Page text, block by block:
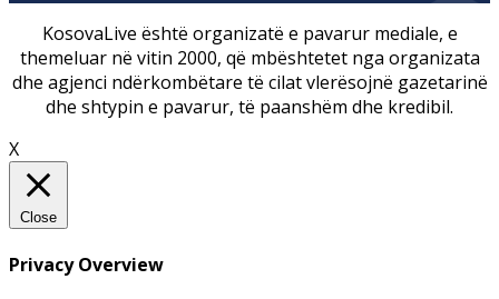
KosovaLive është organizatë e pavarur mediale, e
themeluar në vitin 2000, që mbështetet nga organizata
dhe agjenci ndërkombëtare të cilat vlerësojnë gazetarinë
dhe shtypin e pavarur, të paanshëm dhe kredibil.
X
Close
Privacy Overview